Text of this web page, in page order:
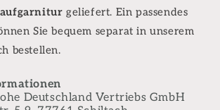
geliefert. Ein passendes
Sie bequem separat in unserem
bestellen.
Deutschland Vertriebs GmbH